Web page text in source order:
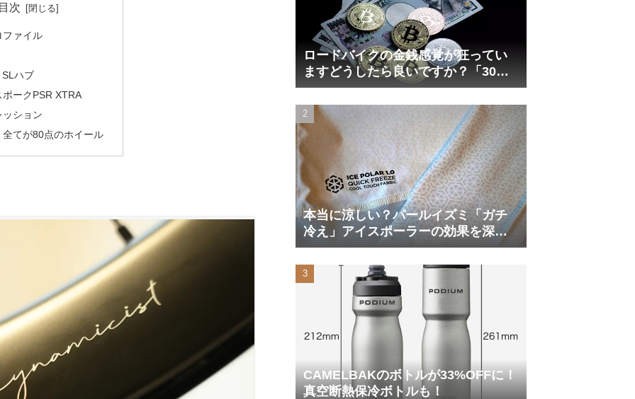
目次
ファイル
ハブ
ークPSR XTRA
ッション
全てが80点のホイール
ロードバイクの金銭感覚が狂ってい
ますどうしたら良いですか？「30万
円は安い」の正体
本当に涼しい？パールイズミ「ガチ
冷え」アイスポーラーの効果を深部
体温計COREで測ってみた
CAMELBAKのボトルが33%OFFに！
真空断熱保冷ボトルも！